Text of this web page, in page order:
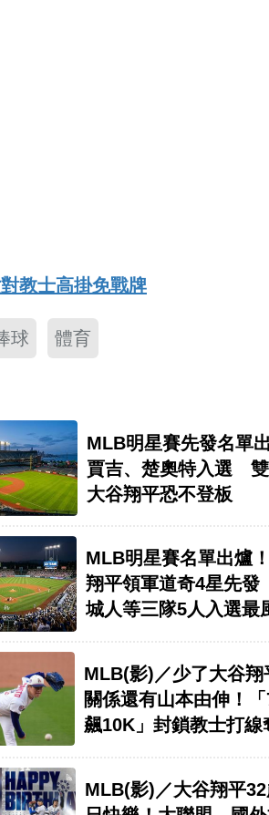
教士高掛免戰牌
球 體育
MLB明星賽先發名單
賈吉、楚奧特入選
大谷翔平恐不登板
MLB明星賽名單出爐
翔平領軍道奇4星先
城人等三隊5人入選最
MLB(影)／少了大谷翔
關係還有山本由伸！
飆10K」封鎖教士打線
MLB(影)／大谷翔平